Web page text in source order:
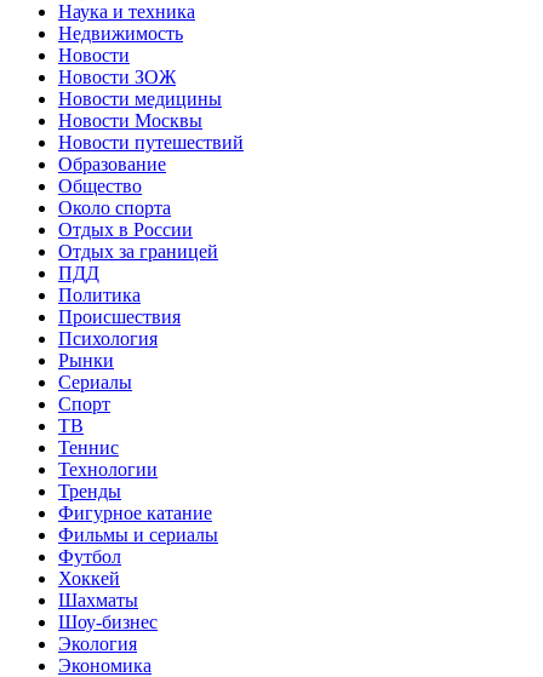
Наука и техника
Недвижимость
Новости
Новости ЗОЖ
Новости медицины
Новости Москвы
Новости путешествий
Образование
Общество
Около спорта
Отдых в России
Отдых за границей
ПДД
Политика
Происшествия
Психология
Рынки
Сериалы
Спорт
ТВ
Теннис
Технологии
Тренды
Фигурное катание
Фильмы и сериалы
Футбол
Хоккей
Шахматы
Шоу-бизнес
Экология
Экономика